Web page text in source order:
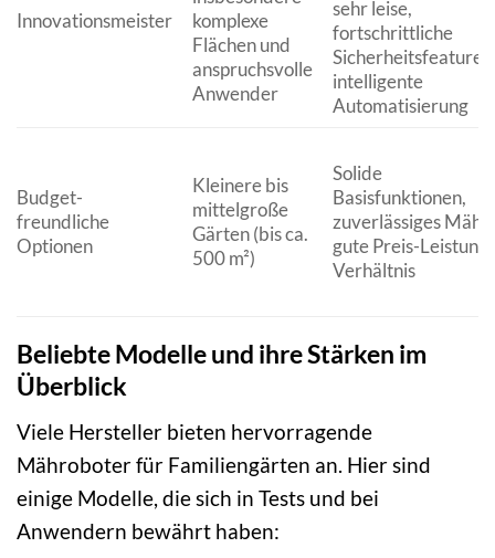
Innovationsmeister
komplexe
Flächen und
anspruchsvolle
Anwender
sehr leise,
fortschrittliche
Sicherheitsfeatures,
intelligente
Automatisierung
Budget-
freundliche
Optionen
Kleinere bis
mittelgroße
Gärten (bis ca.
500 m²)
Solide
Basisfunktionen,
zuverlässiges
gute Preis-
Verhältnis
Beliebte Modelle und ihre Stärken im
Überblick
Viele Hersteller bieten hervorragende
Mähroboter für Familiengärten an. Hier sind
einige Modelle, die sich in Tests und bei
Anwendern bewährt haben: